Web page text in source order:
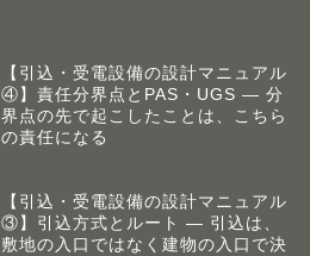
【引込・受電設備の設計マニュアル
④】責任分界点とPAS・UGS ― 分
界点の先で起こしたことは、こちら
の責任になる
【引込・受電設備の設計マニュアル
③】引込方式とルート ― 引込は、
敷地の入口ではなく建物の入口で決